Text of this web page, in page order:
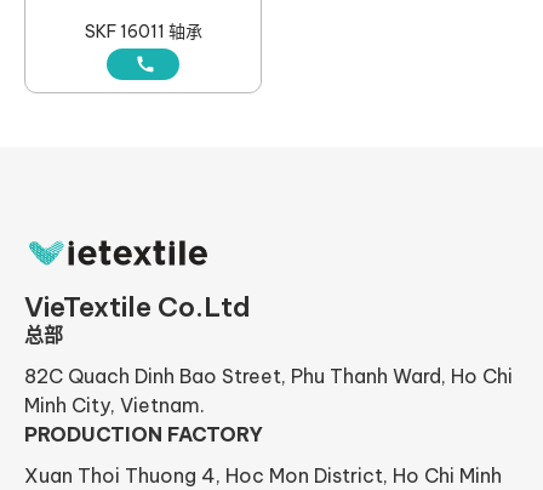
SKF 16011 轴承
VieTextile Co.Ltd
总部
82C Quach Dinh Bao Street, Phu Thanh Ward, Ho Chi
Minh City, Vietnam.
PRODUCTION FACTORY
Xuan Thoi Thuong 4, Hoc Mon District, Ho Chi Minh